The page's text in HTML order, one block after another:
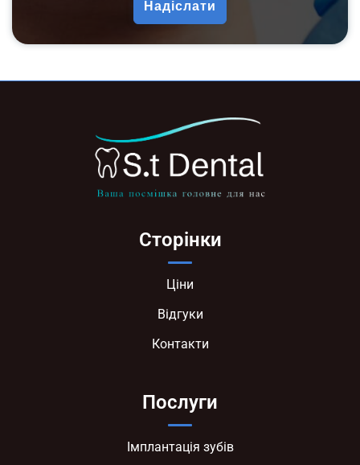
Сторінки
Ціни
Відгуки
Контакти
Послуги
Імплантація зубів